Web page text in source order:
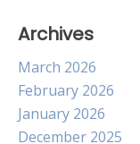
Archives
March 2026
February 2026
January 2026
December 2025